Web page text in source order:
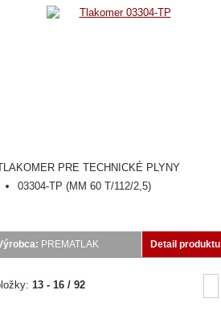
PRE TECHNICKÉ PLYNY
03304-TP (MM 60 T/112/2,5)
PREMATLAK Detail produktu
13 - 16 / 92